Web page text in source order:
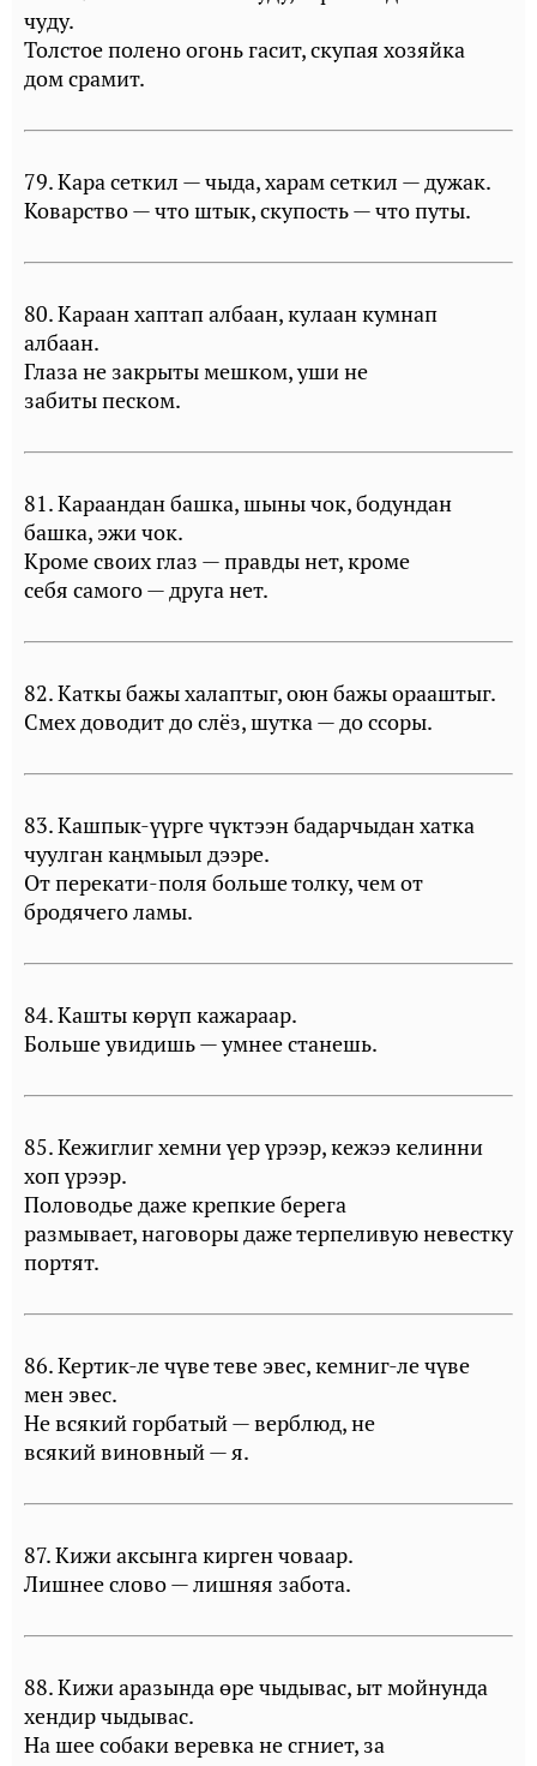
чуду.
Толстое полено огонь гасит, скупая хозяйка
дом срамит.
79. Кара сеткил — чыда, харам сеткил — дужак.
Коварство — что штык, скупость — что путы.
80. Караан хаптап албаан, кулаан кумнап
албаан.
Глаза не закрыты мешком, уши не
забиты песком.
81. Караандан башка, шыны чок, бодундан
башка, эжи чок.
Кроме своих глаз — правды нет, кроме
себя самого — друга нет.
82. Каткы бажы халаптыг, оюн бажы орааштыг.
Смех доводит до слёз, шутка — до ссоры.
83. Кашпык-үүрге чүктээн бадарчыдан хатка
чуулган каңмыыл дээре.
От перекати-поля больше толку, чем от
бродячего ламы.
84. Кашты көрүп кажараар.
Больше увидишь — умнее станешь.
85. Кежиглиг хемни үер үрээр, кежээ келинни
хоп үрээр.
Половодье даже крепкие берега
размывает, наговоры даже терпеливую невестку
портят.
86. Кертик-ле чүве теве эвес, кемниг-ле чүве
мен эвес.
Не всякий горбатый — верблюд, не
всякий виновный — я.
87. Кижи аксынга кирген човаар.
Лишнее слово — лишняя забота.
88. Кижи аразында өре чыдывас, ыт мойнунда
хендир чыдывас.
На шее собаки веревка не сгниет, за